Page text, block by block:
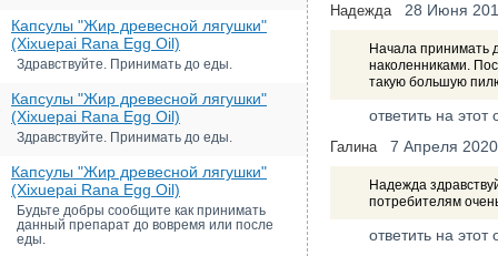
Капсулы "Жир древесной лягушки"
(Xixuepai Rana Egg Oil)
Здравствуйте. Принимать до еды.
Капсулы "Жир древесной лягушки"
(Xixuepai Rana Egg Oil)
Здравствуйте. Принимать до еды.
Капсулы "Жир древесной лягушки"
(Xixuepai Rana Egg Oil)
Будьте добры сообщите как принимать
данный препарат до вовремя или после
еды.
Надежда 28 Июня
Начала принимать
наколенниками.
такую большую
ответить на этот
Галина 7 Апреля 2020
Надежда
потребителям
ответить на этот